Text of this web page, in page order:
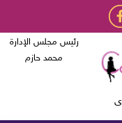
رئيس مجلس الإدارة
محمد حازم